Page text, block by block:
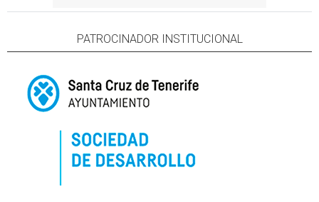
PATROCINADOR INSTITUCIONAL